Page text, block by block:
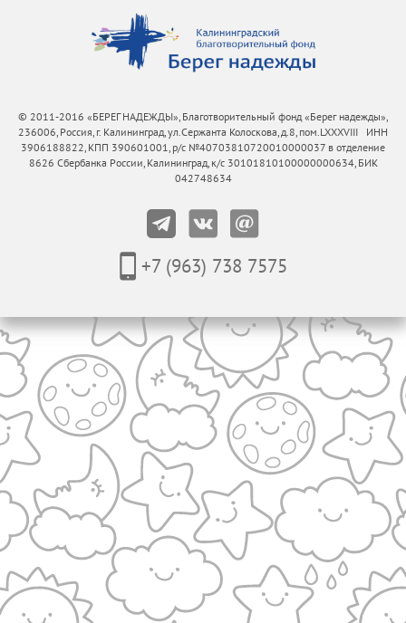
© 2011-2016 «БЕРЕГ НАДЕЖДЫ», Благотворительный фонд «Берег надежды»,
236006, Россия, г. Калининград, ул.Сержанта Колоскова, д.8, пом.LXXXVIII ИНН
3906188822, КПП 390601001, р/с №40703810720010000037 в отделение
8626 Сбербанка России, Калининград, к/с 30101810100000000634, БИК
042748634
+7 (963) 738 7575